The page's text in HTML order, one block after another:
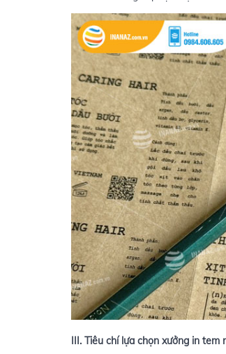
III. Tiêu chí lựa chọn xưởng in tem